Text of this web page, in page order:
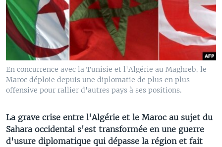
En concurrence avec la Tunisie et l'Algérie au Maghreb, le
Maroc déploie depuis une diplomatie de plus en plus
offensive pour rallier d'autres pays à ses positions.
La grave crise entre l'Algérie et le Maroc au sujet du
Sahara occidental s'est transformée en une guerre
d'usure diplomatique qui dépasse la région et fait